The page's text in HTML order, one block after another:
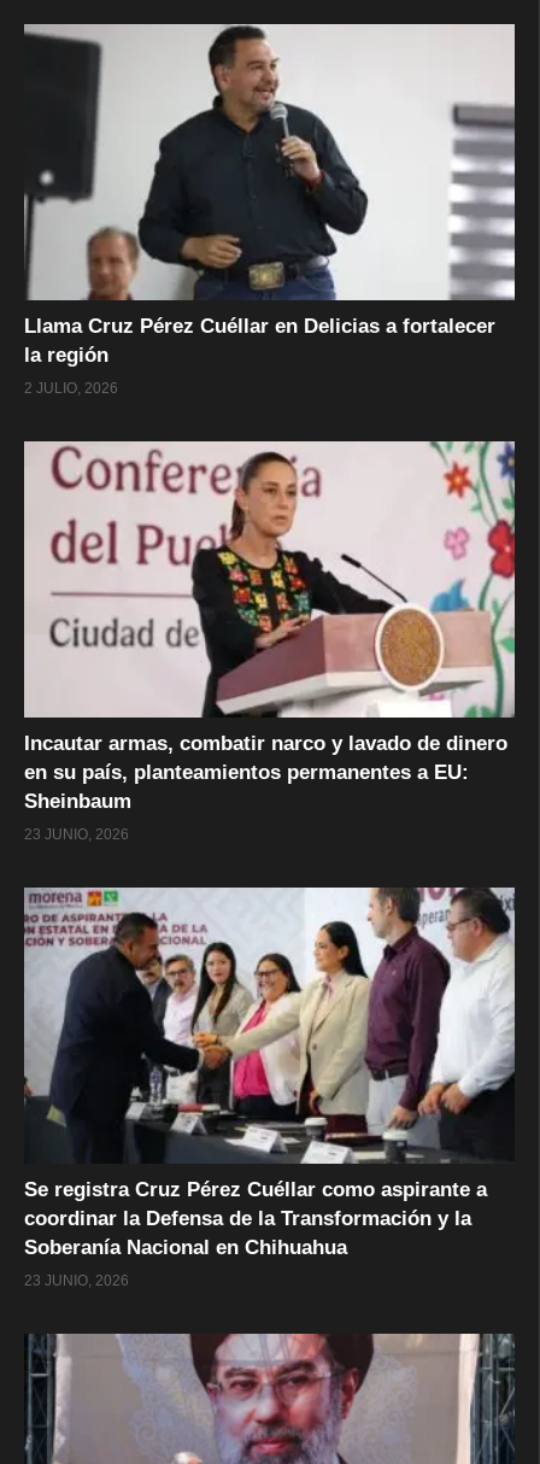
Llama Cruz Pérez Cuéllar en Delicias a fortalecer
la región
2 JULIO, 2026
Incautar armas, combatir narco y lavado de dinero
en su país, planteamientos permanentes a EU:
Sheinbaum
23 JUNIO, 2026
Se registra Cruz Pérez Cuéllar como aspirante a
coordinar la Defensa de la Transformación y la
Soberanía Nacional en Chihuahua
23 JUNIO, 2026